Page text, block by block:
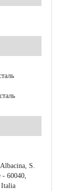
S.
- 60040,